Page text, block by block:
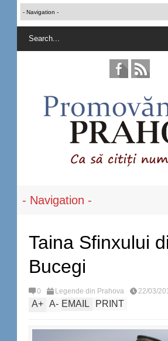
Taina Sfinxului
Bucegi
0 Legende din Prahova 22/03/
A+ A- EMAIL PRINT